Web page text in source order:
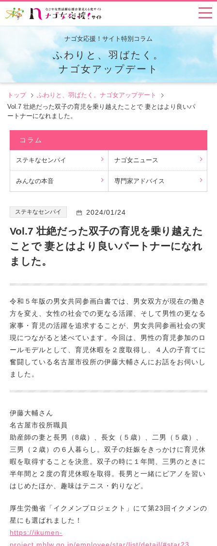
ナゴ女応援！サイト特別コラム
ふわりと、羽ばたく。
ナゴ女アップデート
トップ
ふわりと、羽ばたく。ナゴ女アップデート
Vol.7 壮絶だった双子の育児を乗り越えたことで 妻とはより良いパ
ートナーになれました。
コラム
ステキなセンパイ ナゴ女ニュース
みんなの本音 専門家アドバイス
ステキなセンパイ 2024/01/24
Vol.7 壮絶だった双子の育児を乗り越えた
ことで 妻とはより良いパートナーになれ
ました。
令和５年版の男女共同参画白書では、男女双方が現在の働き
方を変え、女性の社会での更なる活躍、そして男性の更なる
家事・育児の活躍を追求することが、男女共同参画社会の実
現につながると述べています。今回は、男性の育児参加のロ
ールモデルとして、育児休暇を２度取得し、４人の子育てに
奮闘している名古屋市役所の伊藤大輔さんにお話をお伺いし
ました。
伊藤大輔さん
名古屋市役所職員
助産師の妻と長男（8歳）、長女（５歳）、二男（５歳）、
三男（２歳）の６人暮らし。双子の妊娠をきっかけに育児休
暇を取得することを決意。双子の時に１年間、三男のときに
半年間と２度の育児休暇を取得。長男と一緒にピアノを習い
はじめたほか、趣味はテニス・釣りなど。
厚生労働省「イクメンプロジェクト」にて第23回イクメンの
星にも選ばれました！
https://ikumen-